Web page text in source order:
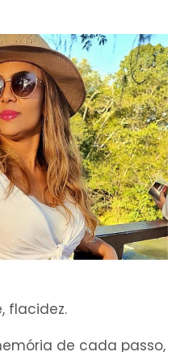
flacidez.
de cada passo,